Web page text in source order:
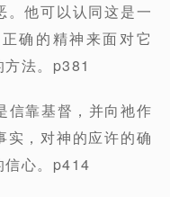
。他可以认同这是一
确的精神来面对它
法。p381
信靠基督，并向祂作
实，对神的应许的确
信心。p414